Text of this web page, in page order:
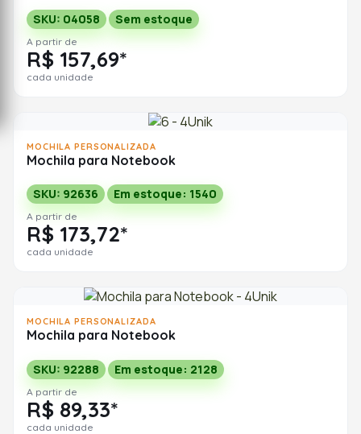
SKU: 04058 Sem estoque
A partir de
R$ 157,69*
cada unidade
MOCHILA PERSONALIZADA
Mochila para Notebook
SKU: 92636 Em estoque: 1540
A partir de
R$ 173,72*
cada unidade
MOCHILA PERSONALIZADA
Mochila para Notebook
SKU: 92288 Em estoque: 2128
A partir de
R$ 89,33*
cada unidade